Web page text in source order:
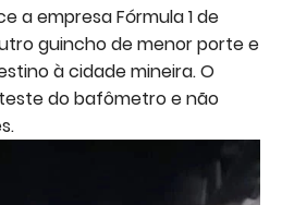
a empresa Fórmula 1 de
guincho de menor porte e
à cidade mineira. O
do bafômetro e não